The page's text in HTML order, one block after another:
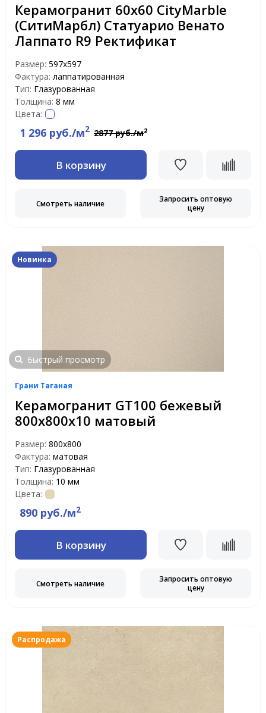
Керамогранит 60х60 CityMarble
(СитиМарбл) Статуарио Венато
Лаппато R9 Ректификат
Размер: 597х597
Фактура: лаппатированная
Тип: Глазурованная
Толщина: 8 мм
Цвета:
1 296 руб./м2 2877 руб./м2
В корзину
Смотреть наличие
Запросить оптовую
цену
Новинка
Быстрый просмотр
Грани Таганая
Керамогранит GT100 бежевый
800x800x10 матовый
Размер: 800x800
Фактура: матовая
Тип: Глазурованная
Толщина: 10 мм
Цвета:
890 руб./м2
В корзину
Смотреть наличие
Запросить оптовую
цену
Распродажа